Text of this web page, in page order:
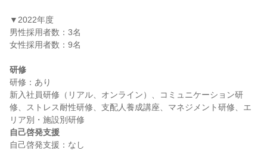
▼2022年度
男性採用者数：3名
女性採用者数：9名
研修
研修：あり
新入社員研修（リアル、オンライン）、コミュニケーション研
修、ストレス耐性研修、支配人養成講座、マネジメント研修、エ
自己啓発支援